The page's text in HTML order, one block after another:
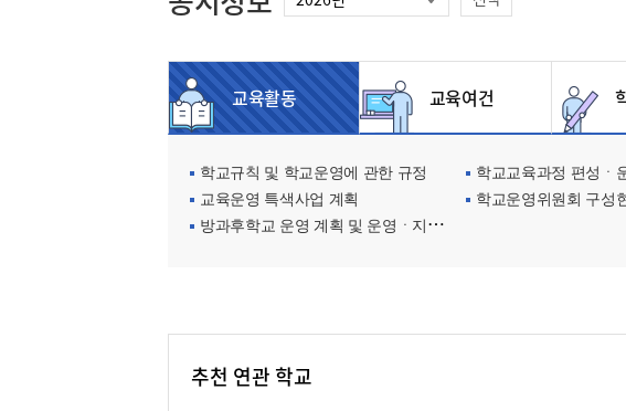
교육활동 교육여건
학교규칙 및 학교운영에 관한 규정 학교교육과정 편성ㆍ운영 및
교육운영 특색사업 계획
학교운영위원회 구성
방과후학교 운영 계획 및 운영ㆍ지원현황
추천 연관 학교